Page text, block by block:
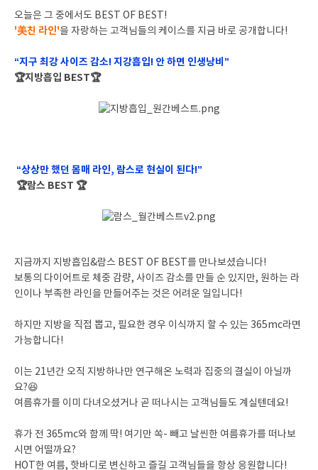
오늘은 그 중에서도 BEST OF BEST!
'美친 라인'을 자랑하는 고객님들의 케이스를 지금 바로 공개합니다!
“지구 최강 사이즈 감소! 지강흡입! 안 하면 인생낭비”
🏆지방흡입 BEST🏆
“상상만 했던 몸매 라인, 람스로 현실이 된다!”
🏆람스 BEST 🏆
지금까지 지방흡입&람스 BEST OF BEST를 만나보셨습니다!
보통의 다이어트로 체중 감량, 사이즈 감소를 만들 순 있지만, 원하는 라
인이나 부족한 라인을 만들어주는 것은 어려운 일입니다!
하지만 지방을 직접 뽑고, 필요한 경우 이식까지 할 수 있는 365mc라면
가능합니다!
이는 21년간 오직 지방하나만 연구해온 노력과 집중의 결실이 아닐까
요?😆
여름휴가를 이미 다녀오셨거나 곧 떠나시는 고객님들도 계실텐데요!
휴가 전 365mc와 함께 딱! 여기만 쏙- 빼고 날씬한 여름휴가를 떠나보
시면 어떨까요?
HOT한 여름, 핫바디로 변신하고 즐길 고객님들을 항상 응원합니다!